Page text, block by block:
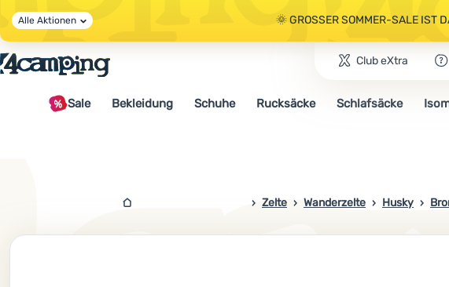
🌞 GROSSER SOMMER-SALE IST
🤫 - 10 % AUF AUSGEWÄHLTE
🌞 GROSSER SOMMER-SALE IST
Alle Aktionen
Club eXtra
Sale Bekleidung Schuhe Rucksäcke Schlafsäcke
4campingshop.de
Zelte Wanderzelte Husky
Foto